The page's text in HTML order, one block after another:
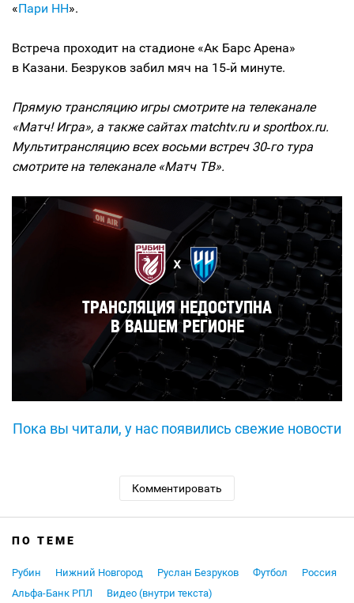
«Пари НН».
Встреча проходит на стадионе «Ак Барс Арена»
в Казани. Безруков забил мяч на 15‑й минуте.
Прямую трансляцию игры смотрите на телеканале
«Матч! Игра», а также сайтах matchtv.ru и sportbox.ru.
Мультитрансляцию всех восьми встреч 30‑го тура
смотрите на телеканале «Матч ТВ».
Пока вы читали, у нас появились свежие новости
Комментировать
ПО ТЕМЕ
Рубин Нижний Новгород Руслан Безруков Футбол
Россия
Альфа-Банк РПЛ
Видео (внутри текста)